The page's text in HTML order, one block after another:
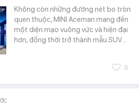
Không còn những đường nét bo tròn
quen thuộc, MINI Aceman mang đến
một diện mạo vuông vức và hiện đại
hơn, đồng thời trở thành mẫu SUV…
0